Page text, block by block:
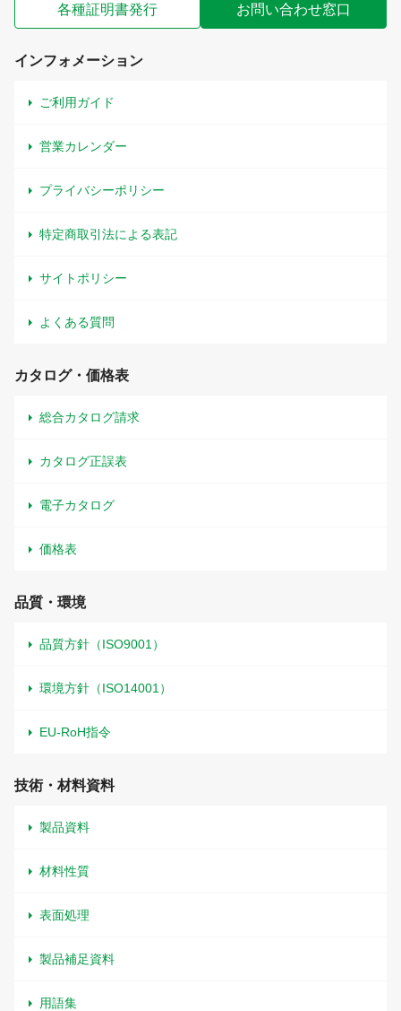
各種証明書発行 お問い合わせ窓口
インフォメーション
ご利用ガイド
営業カレンダー
プライバシーポリシー
特定商取引法による表記
サイトポリシー
よくある質問
カタログ・価格表
総合カタログ請求
カタログ正誤表
電子カタログ
価格表
品質・環境
品質方針（ISO9001）
環境方針（ISO14001）
EU-RoH指令
技術・材料資料
製品資料
材料性質
表面処理
製品補足資料
用語集